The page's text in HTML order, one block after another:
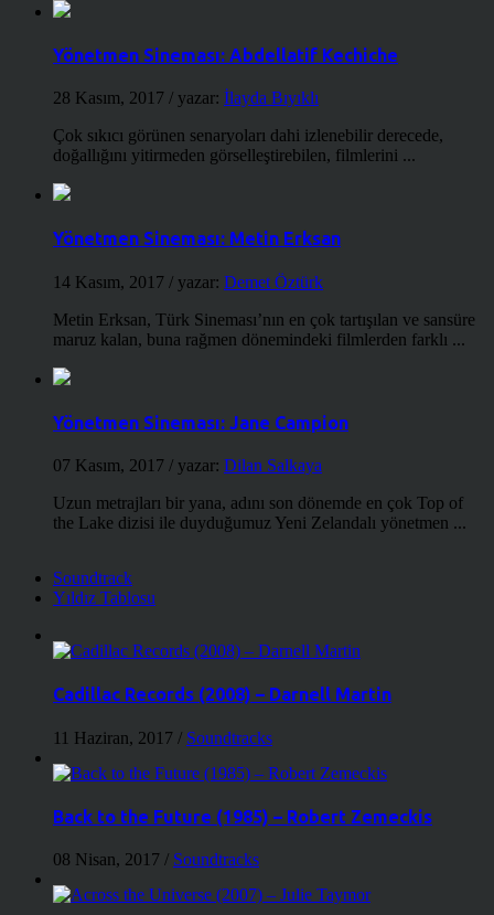
Yönetmen Sineması: Abdellatif Kechiche
28 Kasım, 2017 / yazar: İlayda Bıyıklı
Çok sıkıcı görünen senaryoları dahi izlenebilir derecede,
doğallığını yitirmeden görselleştirebilen, filmlerini ...
Yönetmen Sineması: Metin Erksan
14 Kasım, 2017 / yazar: Demet Öztürk
Metin Erksan, Türk Sineması’nın en çok tartışılan ve sansüre
maruz kalan, buna rağmen dönemindeki filmlerden farklı ...
Yönetmen Sineması: Jane Campion
07 Kasım, 2017 / yazar: Dilan Salkaya
Uzun metrajları bir yana, adını son dönemde en çok Top of
the Lake dizisi ile duyduğumuz Yeni Zelandalı yönetmen ...
Soundtrack
Yıldız Tablosu
Cadillac Records (2008) – Darnell Martin
11 Haziran, 2017 / Soundtracks
Back to the Future (1985) – Robert Zemeckis
08 Nisan, 2017 / Soundtracks